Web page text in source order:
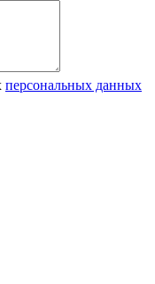
персональных данных